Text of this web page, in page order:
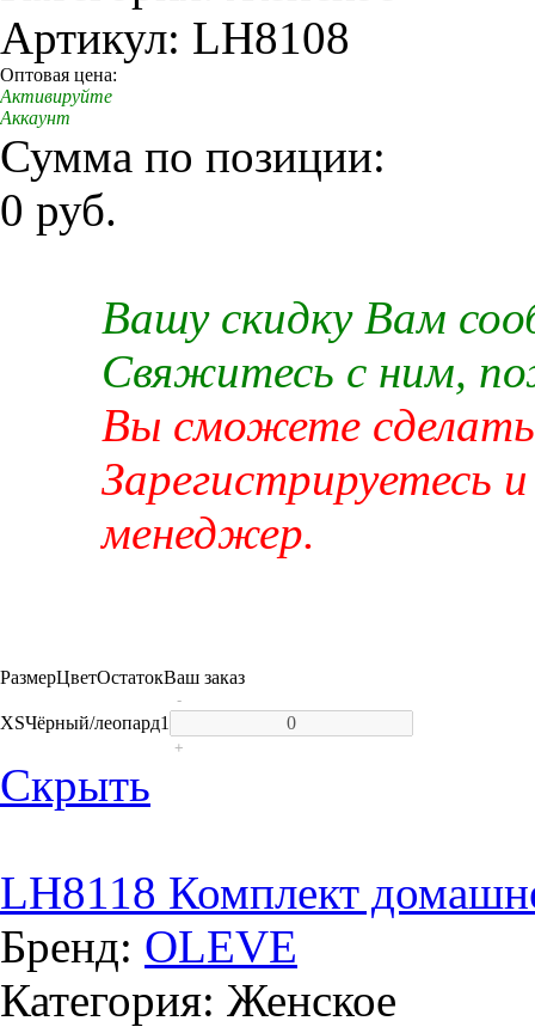
Артикул: LH8108
Оптовая цена:
Активируйте
Аккаунт
Сумма по позиции:
0 руб.
Вашу скидку Вам
Свяжитесь с ним,
Вы сможете сделать
Зарегистрируетесь
менеджер.
РазмерЦветОстатокВаш заказ
XSЧёрный/леопард1
-
+
Скрыть
LH8118 Комплект
Бренд: OLEVE
Категория: Женское